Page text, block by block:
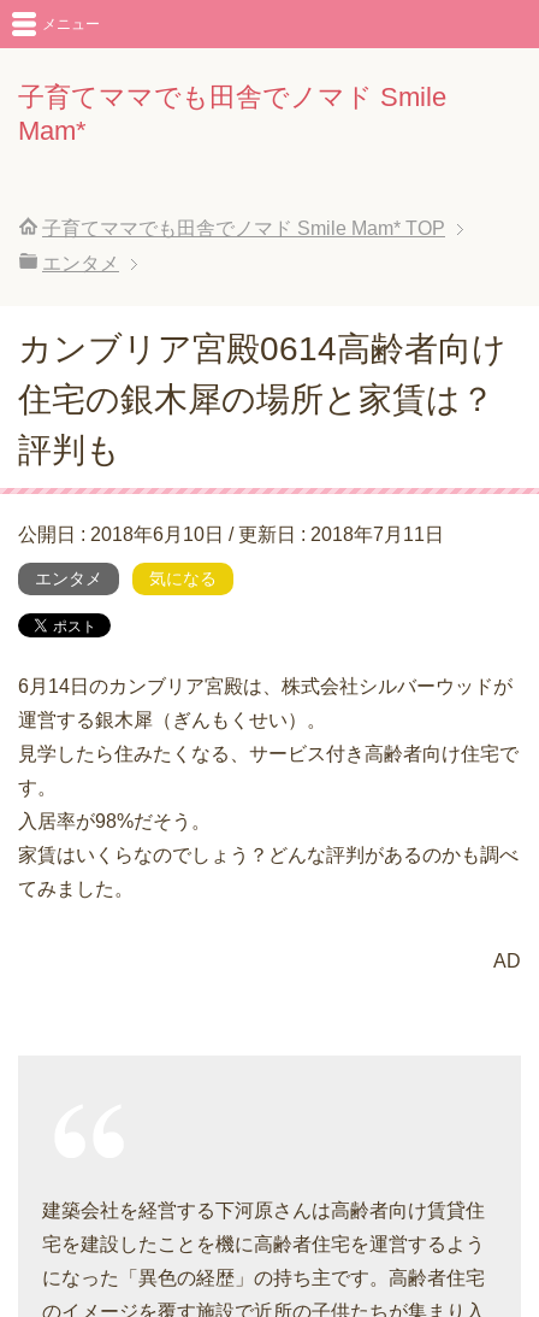
子育てママでも田舎でノマド Smile
Mam*
メニュー
子育てママでも田舎でノマド Smile Mam* TOP
エンタメ
カンブリア宮殿0614高齢者向け
住宅の銀木犀の場所と家賃は？
評判も
公開日 : 2018年6月10日 / 更新日 : 2018年7月11日
エンタメ 気になる
6月14日のカンブリア宮殿は、株式会社シルバーウッドが
運営する銀木犀（ぎんもくせい）。
見学したら住みたくなる、サービス付き高齢者向け住宅で
す。
入居率が98%だそう。
家賃はいくらなのでしょう？どんな評判があるのかも調べ
てみました。
AD
建築会社を経営する下河原さんは高齢者向け賃貸住
宅を建設したことを機に高齢者住宅を運営するよう
になった「異色の経歴」の持ち主です。高齢者住宅
のイメージを覆す施設で近所の子供たちが集まり入